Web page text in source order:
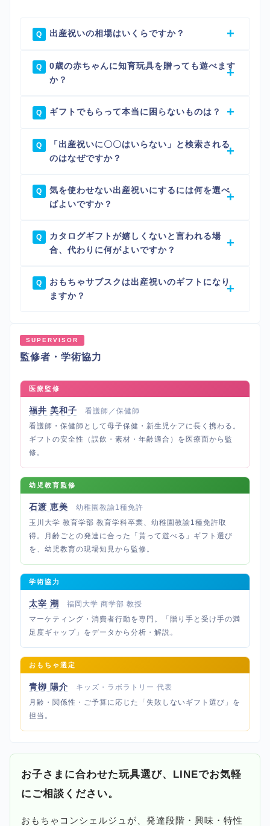
出産祝いの相場はいくらですか？
0歳の赤ちゃんに知育玩具を贈っても遊べます
か？
ギフトでもらって本当に困らないものは？
「出産祝いに〇〇はいらない」と検索される
のはなぜですか？
気を使わせない出産祝いにするには何を選べ
ばよいですか？
カタログギフトが嬉しくないと言われる場
合、代わりに何がよいですか？
おもちゃサブスクは出産祝いのギフトになり
ますか？
SUPERVISOR
監修者・学術協力
医療監修
福井 美和子
看護師／保健師
看護師・保健師として母子保健・新生児ケアに長く携わる。
ギフトの安全性（誤飲・素材・年齢適合）を医療面から監
修。
幼児教育監修
石渡 恵美
幼稚園教諭1種免許
玉川大学 教育学部 教育学科卒業、幼稚園教諭1種免許取
得。月齢ごとの発達に合った「貰って遊べる」ギフト選び
を、幼児教育の現場知見から監修。
学術協力
太宰 潮
福岡大学 商学部 教授
マーケティング・消費者行動を専門。「贈り手と受け手の満
足度ギャップ」をデータから分析・解説。
おもちゃ選定
青栁 陽介
キッズ・ラボラトリー 代表
月齢・関係性・ご予算に応じた「失敗しないギフト選び」を
担当。
お子さまに合わせた玩具選び、LINEでお気軽
にご相談ください。
おもちゃコンシェルジュが、発達段階・興味・特性